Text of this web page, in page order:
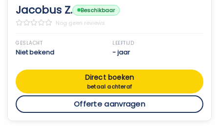
Jacobus Z.
Beschikbaar
Nog geen reviews
GESLACHT
Niet bekend
LEEFTIJD
- jaar
Direct boeken
betaal achteraf
Offerte aanvragen